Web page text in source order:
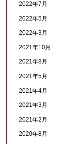
2022年7月
2022年5月
2022年3月
2021年10月
2021年8月
2021年5月
2021年4月
2021年3月
2021年2月
2020年8月